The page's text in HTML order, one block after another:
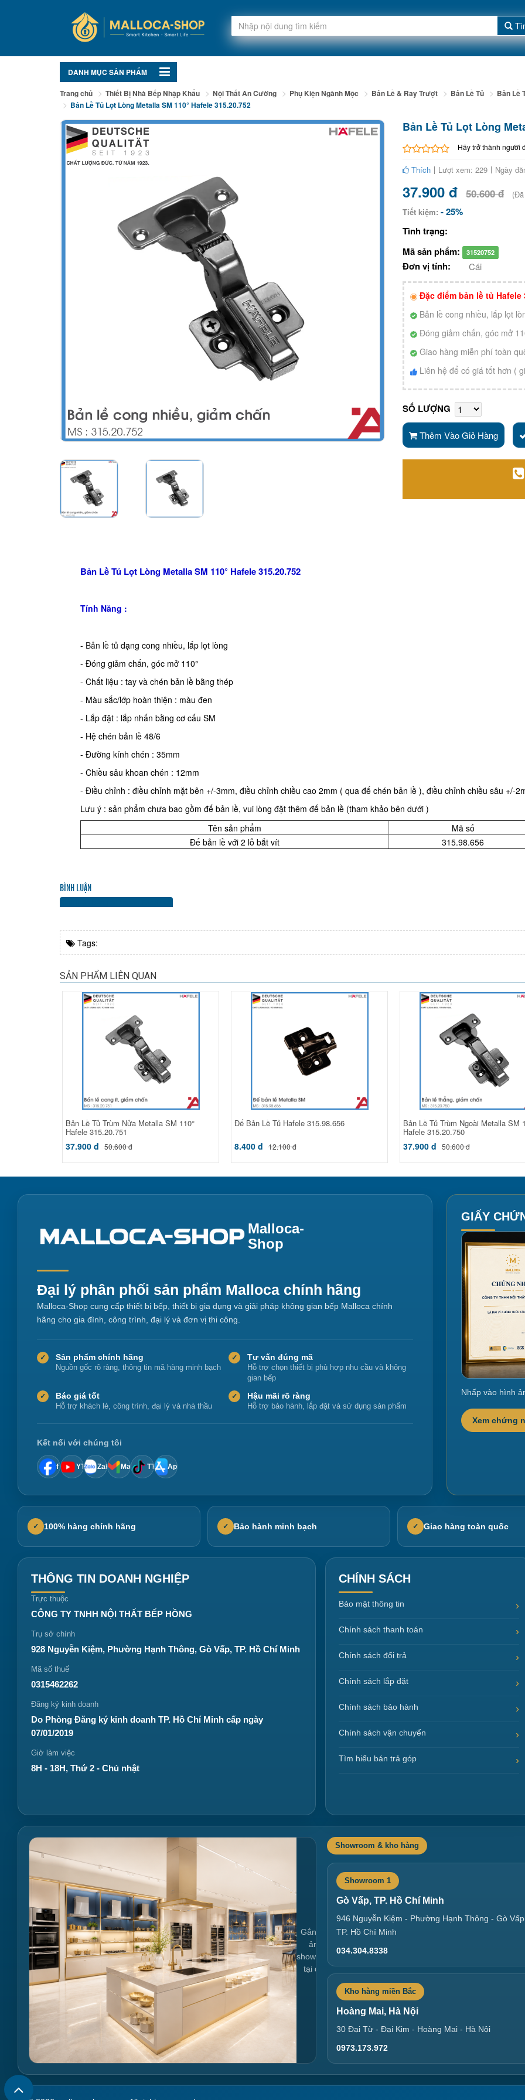
DANH MỤC SẢN PHẨM
Trang chủ
Thiết Bị Nhà Bếp Nhập Khẩu Nội Thất An Cường Phụ Kiện Ngành Mộc Bản Lề & Ray Trượt Bản Lề Tủ
Bản Lề
Bản Lề Tủ Lọt Lòng Metalla SM 110° Hafele 315.20.752
Bản Lề Tủ Lọt Lòng
Hãy trở thành người
Thích Lượt xem: 229 Ngày
37.900 đ 50.600 đ
Tiết kiệm: - 25%
Tình trạng:
Mã sản phẩm:
31520752
Đơn vị tính: Cái
Đặc điểm bản lề tủ Hafele
Bản lề cong nhiều, lắp lọt
Đóng giảm chấn, góc mở
Giao hàng miễn phí toàn
Liên hệ để có giá tốt hơn (
SỐ LƯỢNG
Thêm Vào Giỏ Hàng
Bản Lề Tủ Lọt Lòng Metalla SM 110° Hafele 315.20.752
Tính Năng :
- Bản lề tủ dạng cong nhiều, lắp lọt lòng
- Đóng giảm chấn, góc mở 110°
- Chất liệu : tay và chén bản lề bằng thép
- Màu sắc/lớp hoàn thiện : màu đen
- Lắp đặt : lắp nhấn bằng cơ cấu SM
- Hệ chén bản lề 48/6
- Đường kính chén : 35mm
- Chiều sâu khoan chén : 12mm
- Điều chỉnh : điều chỉnh mặt bên +/-3mm, điều chỉnh chiều cao 2mm ( qua đế chén bản lề ), điều chỉnh chiều sâu +/-
Lưu ý : sản phẩm chưa bao gồm đế bản lề, vui lòng đặt thêm đế bản lề (tham khảo bên dưới )
Tên sản phẩm
Mã số
Đế bản lề với 2 lỗ bắt vít
315.98.656
BÌNH LUẬN
Bình luận bằng tài khoản Facebook
Tags:
SẢN PHẨM LIÊN QUAN
Bản Lề Tủ Trùm Nửa Metalla SM 110°
Hafele 315.20.751
37.900 đ 50.600 đ
Đế Bản Lề Tủ Hafele 315.98.656
8.400 đ 12.100 đ
Bản Lề Tủ Trùm Ngoài Metalla SM
Hafele 315.20.750
37.900 đ 50.600 đ
Malloca-
Shop
Đại lý phân phối sản phẩm Malloca chính hãng
Malloca-Shop cung cấp thiết bị bếp, thiết bị gia dụng và giải pháp không gian bếp Malloca chính
hãng cho gia đình, công trình, đại lý và đơn vị thi công.
✓ Sản phẩm chính hãng
Nguồn gốc rõ ràng, thông tin mã hàng minh bạch
✓ Tư vấn đúng mã
Hỗ trợ chọn thiết bị phù hợp nhu cầu và không
gian bếp
✓ Báo giá tốt
Hỗ trợ khách lẻ, công trình, đại lý và nhà thầu
✓ Hậu mãi rõ ràng
Hỗ trợ bảo hành, lắp đặt và sử dụng sản phẩm
Kết nối với chúng tôi
f YT Zalo Mail TT App
GIẤY
Nhấp vào hình
Xem chứng
✓ 100% hàng chính hãng ✓ Bảo hành minh bạch ✓ Giao hàng toàn quốc
THÔNG TIN DOANH NGHIỆP
Trực thuộc
CÔNG TY TNHH NỘI THẤT BẾP HỒNG
Trụ sở chính
928 Nguyễn Kiệm, Phường Hạnh Thông, Gò Vấp, TP. Hồ Chí Minh
Mã số thuế
0315462262
Đăng ký kinh doanh
Do Phòng Đăng ký kinh doanh TP. Hồ Chí Minh cấp ngày
07/01/2019
Giờ làm việc
8H - 18H, Thứ 2 - Chủ nhật
CHÍNH SÁCH
Bảo mật thông tin
Chính sách thanh toán
Chính sách đổi trả
Chính sách lắp đặt
Chính sách bảo hành
Chính sách vận chuyển
Tìm hiểu bán trả góp
Gắn link
ảnh
showroom
tại đây
Showroom & kho hàng
Showroom 1
Gò Vấp, TP. Hồ Chí Minh
946 Nguyễn Kiệm - Phường Hạnh Thông - Gò
TP. Hồ Chí Minh
034.304.8338
Kho hàng miền Bắc
Hoàng Mai, Hà Nội
30 Đại Từ - Đại Kim - Hoàng Mai - Hà Nội
0973.173.972